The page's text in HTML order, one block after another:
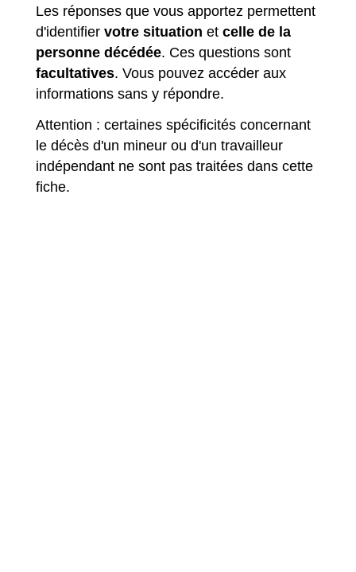
Les réponses que vous apportez permettent
d'identifier votre situation et celle de la
personne décédée. Ces questions sont
facultatives. Vous pouvez accéder aux
informations sans y répondre.
Attention : certaines spécificités concernant
le décès d'un mineur ou d'un travailleur
indépendant ne sont pas traitées dans cette
fiche.